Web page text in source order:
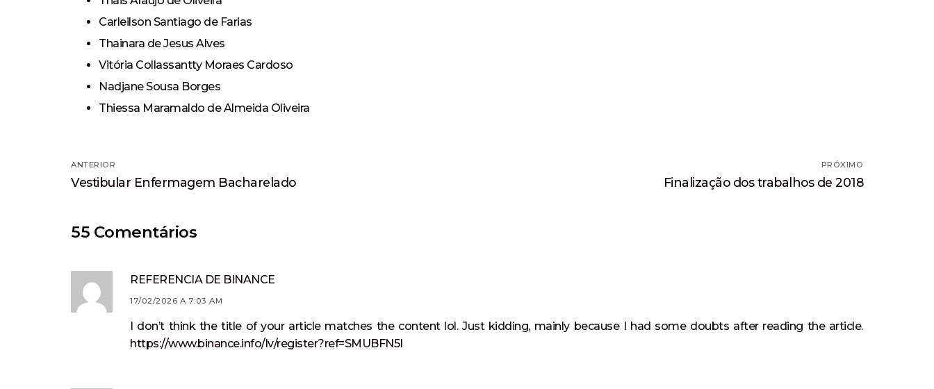
Carleilson Santiago de Farias
Thainara de Jesus Alves
Vitória Collassantty Moraes Cardoso
Nadjane Sousa Borges
Thiessa Maramaldo de Almeida Oliveira
Navegação
de
ANTERIOR
Post
Vestibular Enfermagem Bacharelado
PRÓXIMO
Próximo
Finalização dos trabalhos de 2018
55 Comentários
REFERENCIA DE BINANCE
17/02/2026 A 7:03 AM
I don’t think the title of your article matches the content lol. Just kidding, mainly because I had some doubts after reading the article.
https://www.binance.info/lv/register?ref=SMUBFN5I